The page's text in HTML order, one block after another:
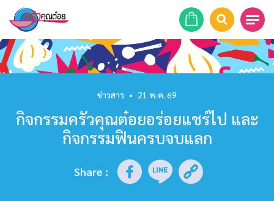
หน้าแรก
ร้านอาหาร
เคล็ดลับก้นครัว
ข่าวสาร • 21 พ.ค. 69
กิจกรรมครัวคุณต๋อยอร่อยแชร์ไป และ
กิจกรรมฟินครบจบแลก
Share :